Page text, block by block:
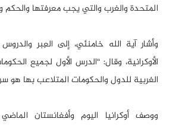
المتحدة والغرب والتي يجب معرفتها والحكم
وأشار آية الله خامنئي، إلى العِبر
الأوكرانية، وقال: “الدرس الأول لجميع
الغربية للدول والحكومات المتلاعب بها
ووصف أوكرانيا اليوم وأفغانستان